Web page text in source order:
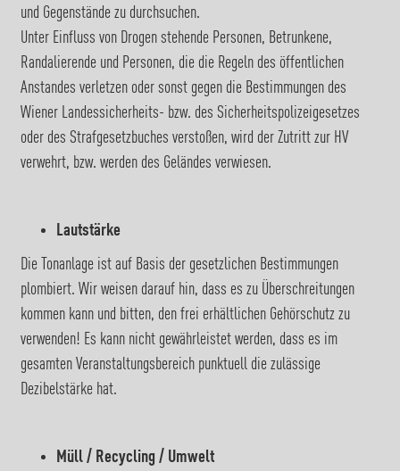
und Gegenstände zu durchsuchen.
Unter Einfluss von Drogen stehende Personen, Betrunkene,
Randalierende und Personen, die die Regeln des öffentlichen
Anstandes verletzen oder sonst gegen die Bestimmungen des
Wiener Landessicherheits- bzw. des Sicherheitspolizeigesetzes
oder des Strafgesetzbuches verstoßen, wird der Zutritt zur HV
verwehrt, bzw. werden des Geländes verwiesen.
Lautstärke
Die Tonanlage ist auf Basis der gesetzlichen Bestimmungen
plombiert. Wir weisen darauf hin, dass es zu Überschreitungen
kommen kann und bitten, den frei erhältlichen Gehörschutz zu
verwenden! Es kann nicht gewährleistet werden, dass es im
gesamten Veranstaltungsbereich punktuell die zulässige
Dezibelstärke hat.
Müll / Recycling / Umwelt